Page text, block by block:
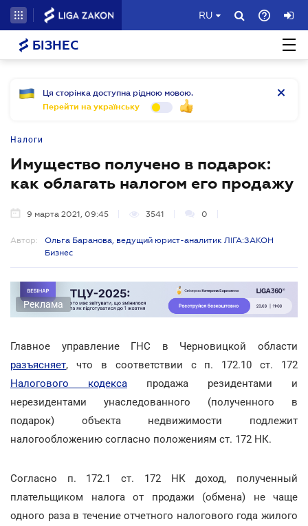
RU
БІЗНЕС
Ця сторінка доступна рідною мовою.
Перейти на українську
Налоги
Имущество получено в подарок:
как облагать налогом его продажу
9 марта 2021, 09:45 3541 0
Автор:
Ольга Баранова, ведущий юрист-аналитик ЛІГА:ЗАКОН
Бизнес
Реклама
Главное управление ГНС в Черновицкой области
разъясняет, что в соответствии с п. 172.10 ст. 172
Налогового кодекса продажа резидентами и
нерезидентами унаследованного (полученного в
подарок) объекта недвижимости подлежит
налогообложению согласно положениям ст. 172 НК.
Согласно п. 172.1 ст. 172 НК доход, полученный
плательщиком налога от продажи (обмена) не чаще
одного раза в течение отчетного налогового года жилого